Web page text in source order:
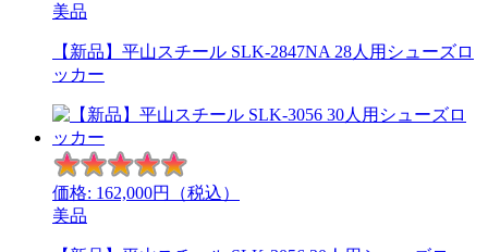
美品
【新品】平山スチール SLK-2847NA 28人用シューズロ
ッカー
価格: 162,000円（税込）
美品